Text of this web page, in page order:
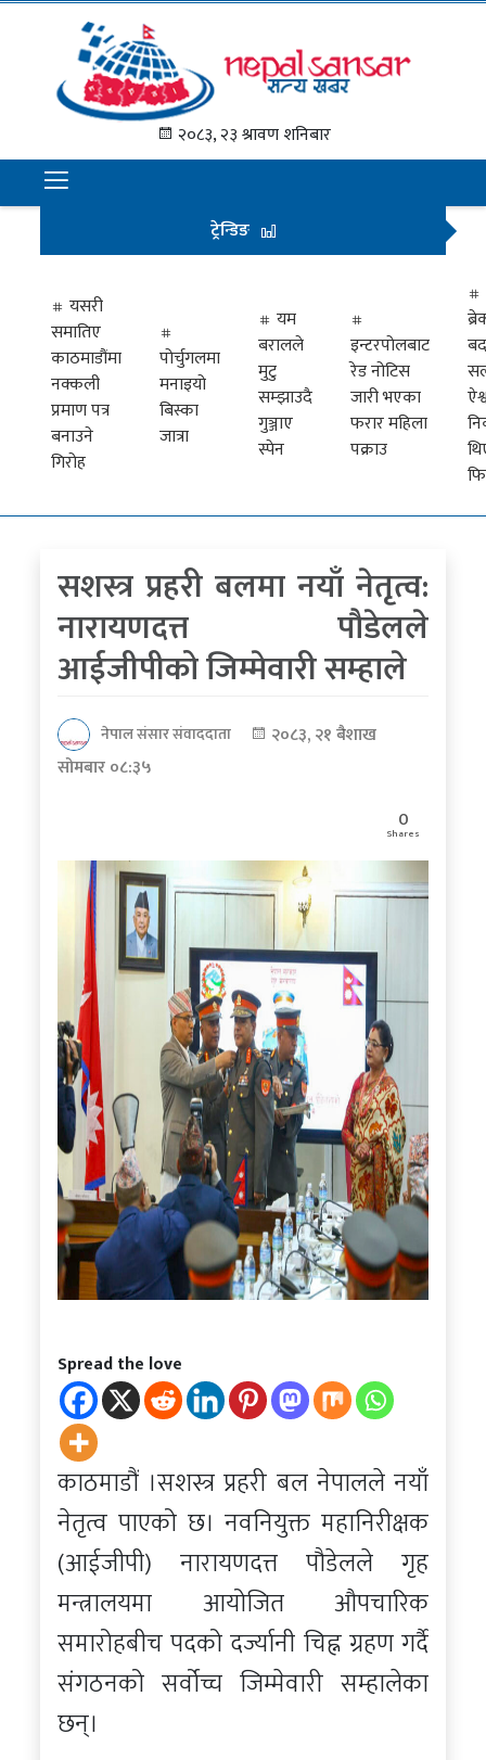
२०८३, २३ श्रावण शनिबार
समाचार
राजनीति
अन्तराष्ट्रिय
अर्थ
मनोरञ्जन
प्रवास
खेलकुद
पत्रपत्रिकाबाट
ट्रेन्डिङ
यसरी
समातिए
काठमाडौंमा
नक्कली
प्रमाण पत्र
बनाउने
गिरोह
पोर्चुगलमा
मनाइयो
बिस्का
जात्रा
यम
बरालले
मुटु
सम्झाउदै
गुञ्जाए
स्पेन
इन्टरपोलबाट
रेड नोटिस
जारी भएका
फरार महिला
पक्राउ
सशस्त्र प्रहरी बलमा नयाँ नेतृत्व:
नारायणदत्त पौडेलले
आईजीपीको जिम्मेवारी सम्हाले
नेपाल संसार संवाददाता
२०८३, २१ बैशाख
सोमबार ०८:३५
0
Shares
Spread the love
काठमाडौं ।सशस्त्र प्रहरी बल नेपालले नयाँ
नेतृत्व पाएको छ। नवनियुक्त महानिरीक्षक
(आईजीपी) नारायणदत्त पौडेलले गृह
मन्त्रालयमा आयोजित औपचारिक
समारोहबीच पदको दर्ज्यानी चिह्न ग्रहण गर्दै
संगठनको सर्वोच्च जिम्मेवारी सम्हालेका
छन्।